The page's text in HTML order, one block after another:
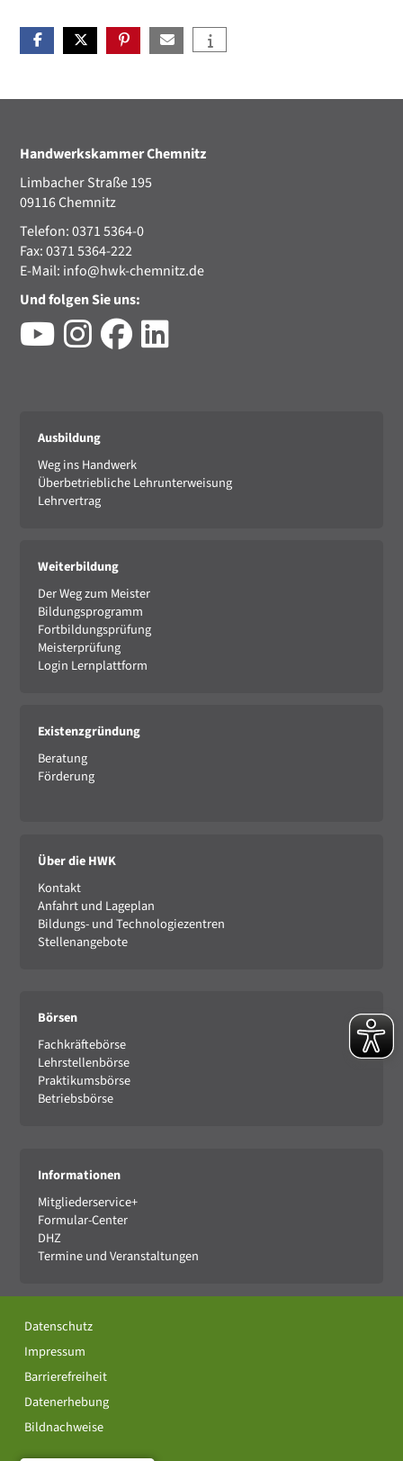
Handwerkskammer Chemnitz
Limbacher Straße 195
09116 Chemnitz
Telefon: 0371 5364-0
Fax: 0371 5364-222
E-Mail: info@hwk-chemnitz.de
Und folgen Sie uns:
Ausbildung
Weg ins Handwerk
Überbetriebliche Lehrunterweisung
Lehrvertrag
Weiterbildung
Der Weg zum Meister
Bildungsprogramm
Fortbildungsprüfung
Meisterprüfung
Login Lernplattform
Existenzgründung
Beratung
Förderung
Über die HWK
Kontakt
Anfahrt und Lageplan
Bildungs- und Technologiezentren
Stellenangebote
Börsen
Fachkräftebörse
Lehrstellenbörse
Praktikumsbörse
Betriebsbörse
Informationen
Mitgliederservice+
Formular-Center
DHZ
Termine und Veranstaltungen
Datenschutz
Impressum
Barrierefreiheit
Datenerhebung
Bildnachweise